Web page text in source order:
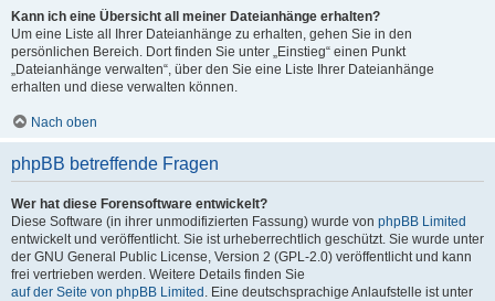
Kann ich eine Übersicht all meiner Dateianhänge erhalten?
Um eine Liste all Ihrer Dateianhänge zu erhalten, gehen Sie in den
persönlichen Bereich. Dort finden Sie unter „Einstieg“ einen Punkt
„Dateianhänge verwalten“, über den Sie eine Liste Ihrer Dateianhänge
erhalten und diese verwalten können.
Nach oben
phpBB betreffende Fragen
Wer hat diese Forensoftware entwickelt?
Diese Software (in ihrer unmodifizierten Fassung) wurde von phpBB Limited
entwickelt und veröffentlicht. Sie ist urheberrechtlich geschützt. Sie wurde unter
der GNU General Public License, Version 2 (GPL-2.0) veröffentlicht und kann
frei vertrieben werden. Weitere Details finden Sie
auf der Seite von phpBB Limited . Eine deutschsprachige Anlaufstelle ist unter